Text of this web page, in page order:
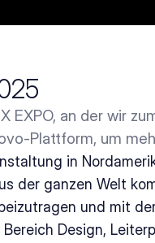
EXPO, an der wir
Plattform, um
in
der ganzen Welt
und mit
Design,